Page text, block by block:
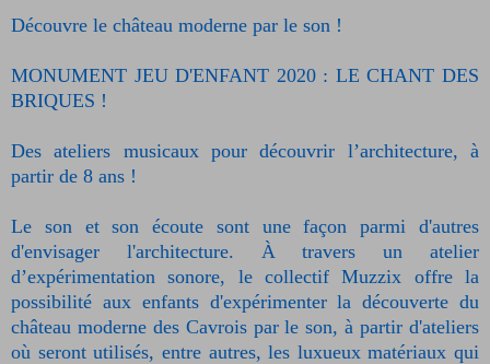
Découvre le château moderne par le son !
MONUMENT JEU D'ENFANT 2020 : LE CHANT DES
BRIQUES !
Des ateliers musicaux pour découvrir l’architecture, à
partir de 8 ans !
Le son et son écoute sont une façon parmi d'autres
d'envisager l'architecture. À travers un atelier
d’expérimentation sonore, le collectif Muzzix offre la
possibilité aux enfants d'expérimenter la découverte du
château moderne des Cavrois par le son, à partir d'ateliers
où seront utilisés, entre autres, les luxueux matériaux qui